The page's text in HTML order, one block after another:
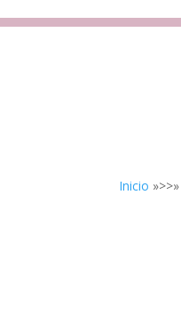
Inicio »>>»